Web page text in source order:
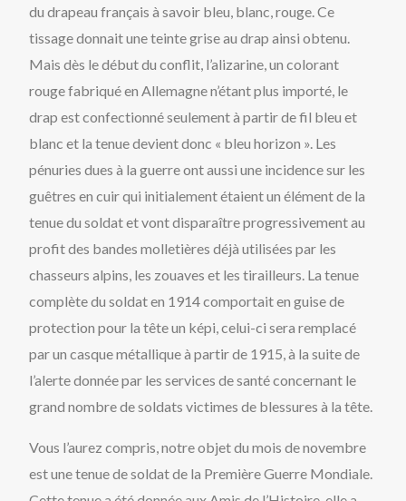
du drapeau français à savoir bleu, blanc, rouge. Ce
tissage donnait une teinte grise au drap ainsi obtenu.
Mais dès le début du conflit, l’alizarine, un colorant
rouge fabriqué en Allemagne n’étant plus importé, le
drap est confectionné seulement à partir de fil bleu et
blanc et la tenue devient donc « bleu horizon ». Les
pénuries dues à la guerre ont aussi une incidence sur les
guêtres en cuir qui initialement étaient un élément de la
tenue du soldat et vont disparaître progressivement au
profit des bandes molletières déjà utilisées par les
chasseurs alpins, les zouaves et les tirailleurs. La tenue
complète du soldat en 1914 comportait en guise de
protection pour la tête un képi, celui-ci sera remplacé
par un casque métallique à partir de 1915, à la suite de
l’alerte donnée par les services de santé concernant le
grand nombre de soldats victimes de blessures à la tête.
Vous l’aurez compris, notre objet du mois de novembre
est une tenue de soldat de la Première Guerre Mondiale.